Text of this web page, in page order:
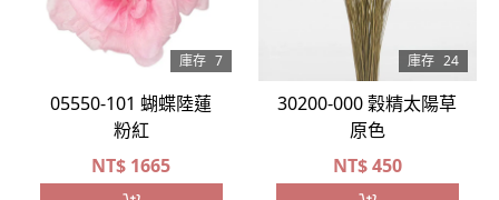
庫存 7
05550-101 蝴蝶陸蓮
粉紅
NT$ 1665
庫存 24
30200-000 穀精太陽草
原色
NT$450